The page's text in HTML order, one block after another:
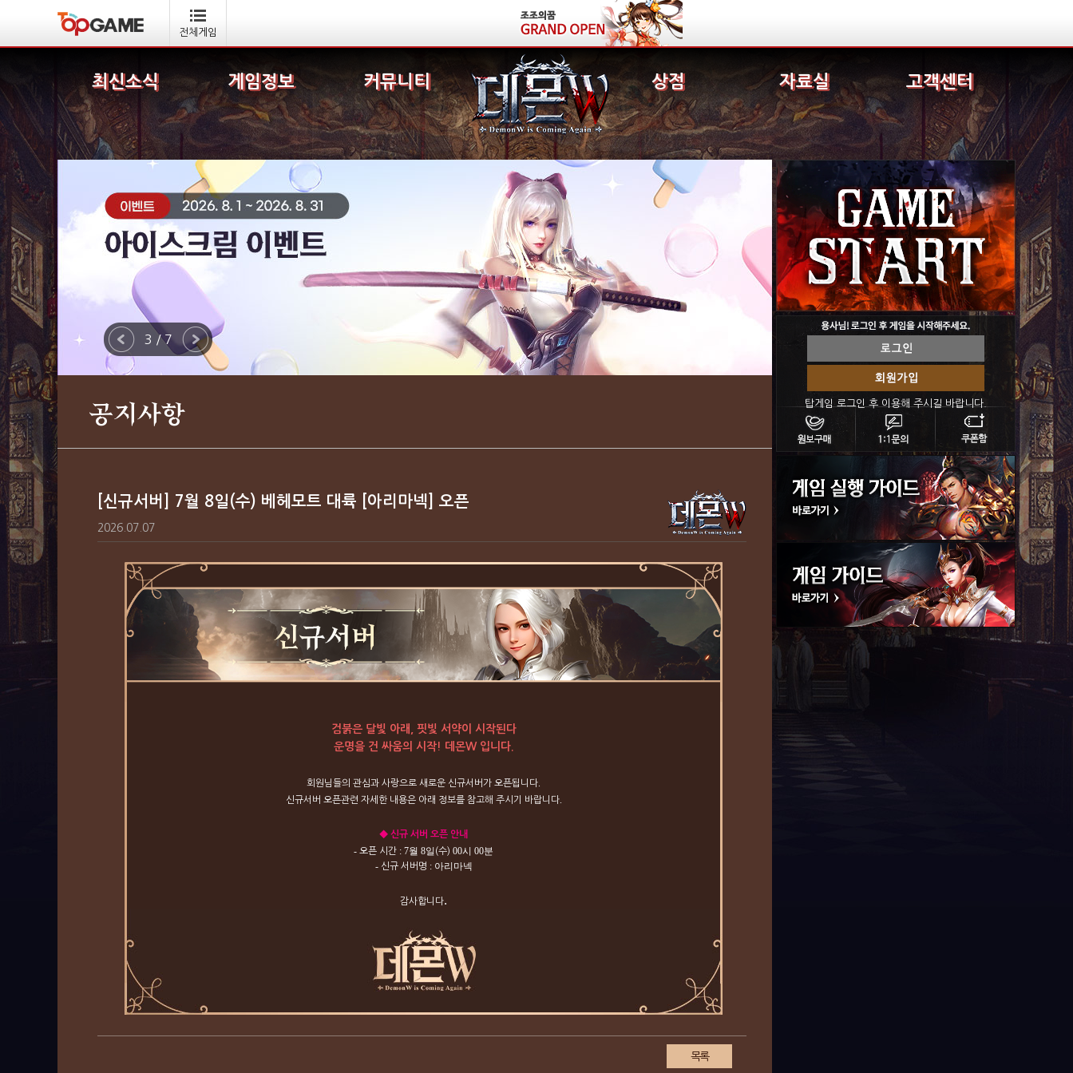
전체게임
최신소식 게임정보 커뮤니티 상점 자료실 고객센터
탑게임 로그인 후 이용해 주시길 바랍니다.
3 / 7
공지사항
[신규서버] 7월 8일(수) 베헤모트 대륙 [아리마넥] 오픈
2026.07.07
검붉은 달빛 아래, 핏빛 서약이 시작된다
운명을 건 싸움의 시작! 데몬W 입니다.
회원님들의 관심과 사랑으로 새로운 신규서버가 오픈됩니다.
신규서버 오픈관련 자세한 내용은 아래 정보를 참고해 주시기 바랍니다.
◆ 신규 서버 오픈 안내
- 오픈 시간 : 7월 8일 (수) 00시 00분
- 신규 서버명 : 아리마넥
감사합니다.
목록